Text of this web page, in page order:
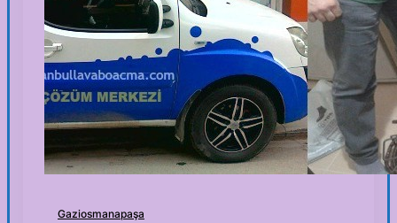
Gaziosmanapaşa